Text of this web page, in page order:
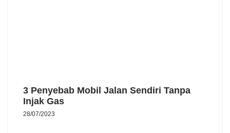
3 Penyebab Mobil Jalan Sendiri Tanpa
Injak Gas
28/07/2023